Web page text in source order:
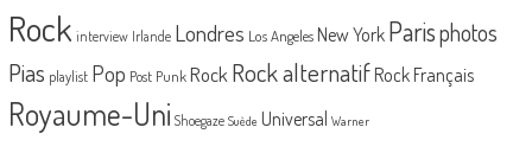
Rock interview Irlande Londres Los Angeles New York Parisphotos
Pias playlist Pop Post Punk Rock Rock alternatif Rock Français
Royaume-Uni Shoegaze Suède Universal Warner